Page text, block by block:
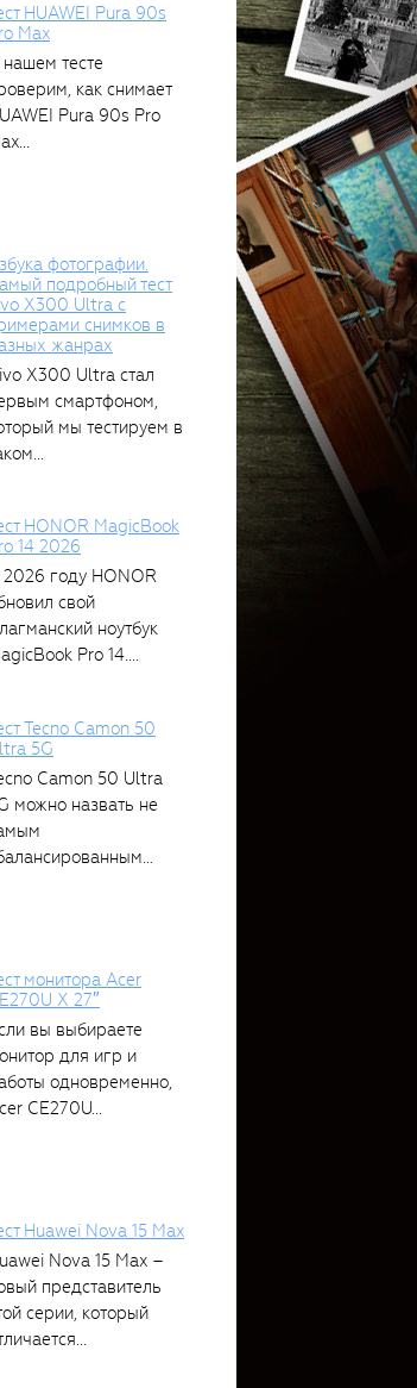
HUAWEI Pura 90s
Max
тесте
как снимает
Pura 90s Pro
фотографии.
подробный тест
X300 Ultra с
снимков в
жанрах
X300 Ultra стал
смартфоном,
мы тестируем в
HONOR MagicBook
14 2026
году HONOR
свой
ноутбук
Pro 14....
Tecno Camon 50
5G
Camon 50 Ultra
можно назвать не
монитора Acer
X 27″
вы выбираете
для игр и
одновременно,
CE270U...
Huawei Nova 15 Max
Nova 15 Max –
представитель
серии, который